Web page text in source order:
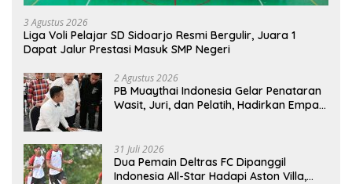
3 Agustus 2026
Liga Voli Pelajar SD Sidoarjo Resmi Bergulir, Juara 1
Dapat Jalur Prestasi Masuk SMP Negeri
2 Agustus 2026
PB Muaythai Indonesia Gelar Penataran
Wasit, Juri, dan Pelatih, Hadirkan Empat
31 Juli 2026
Dua Pemain Deltras FC Dipanggil
Indonesia All-Star Hadapi Aston Villa,